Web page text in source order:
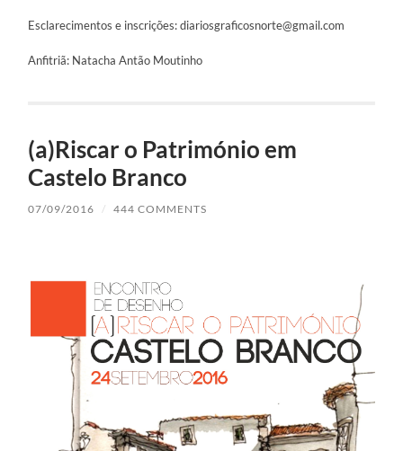
Esclarecimentos e inscrições: diariosgraficosnorte@gmail.com
Anfitriã: Natacha Antão Moutinho
(a)Riscar o Património em
Castelo Branco
07/09/2016 / 444 COMMENTS